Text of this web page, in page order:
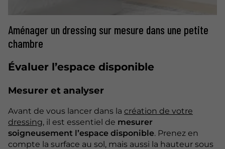
Aménager un dressing sur mesure dans une petite
chambre
Évaluer l’espace disponible
Mesurer et analyser
Avant de vous lancer dans la création de votre
dressing, il est essentiel de mesurer
soigneusement l’espace disponible. Prenez en
compte la surface au sol, mais aussi la hauteur sous